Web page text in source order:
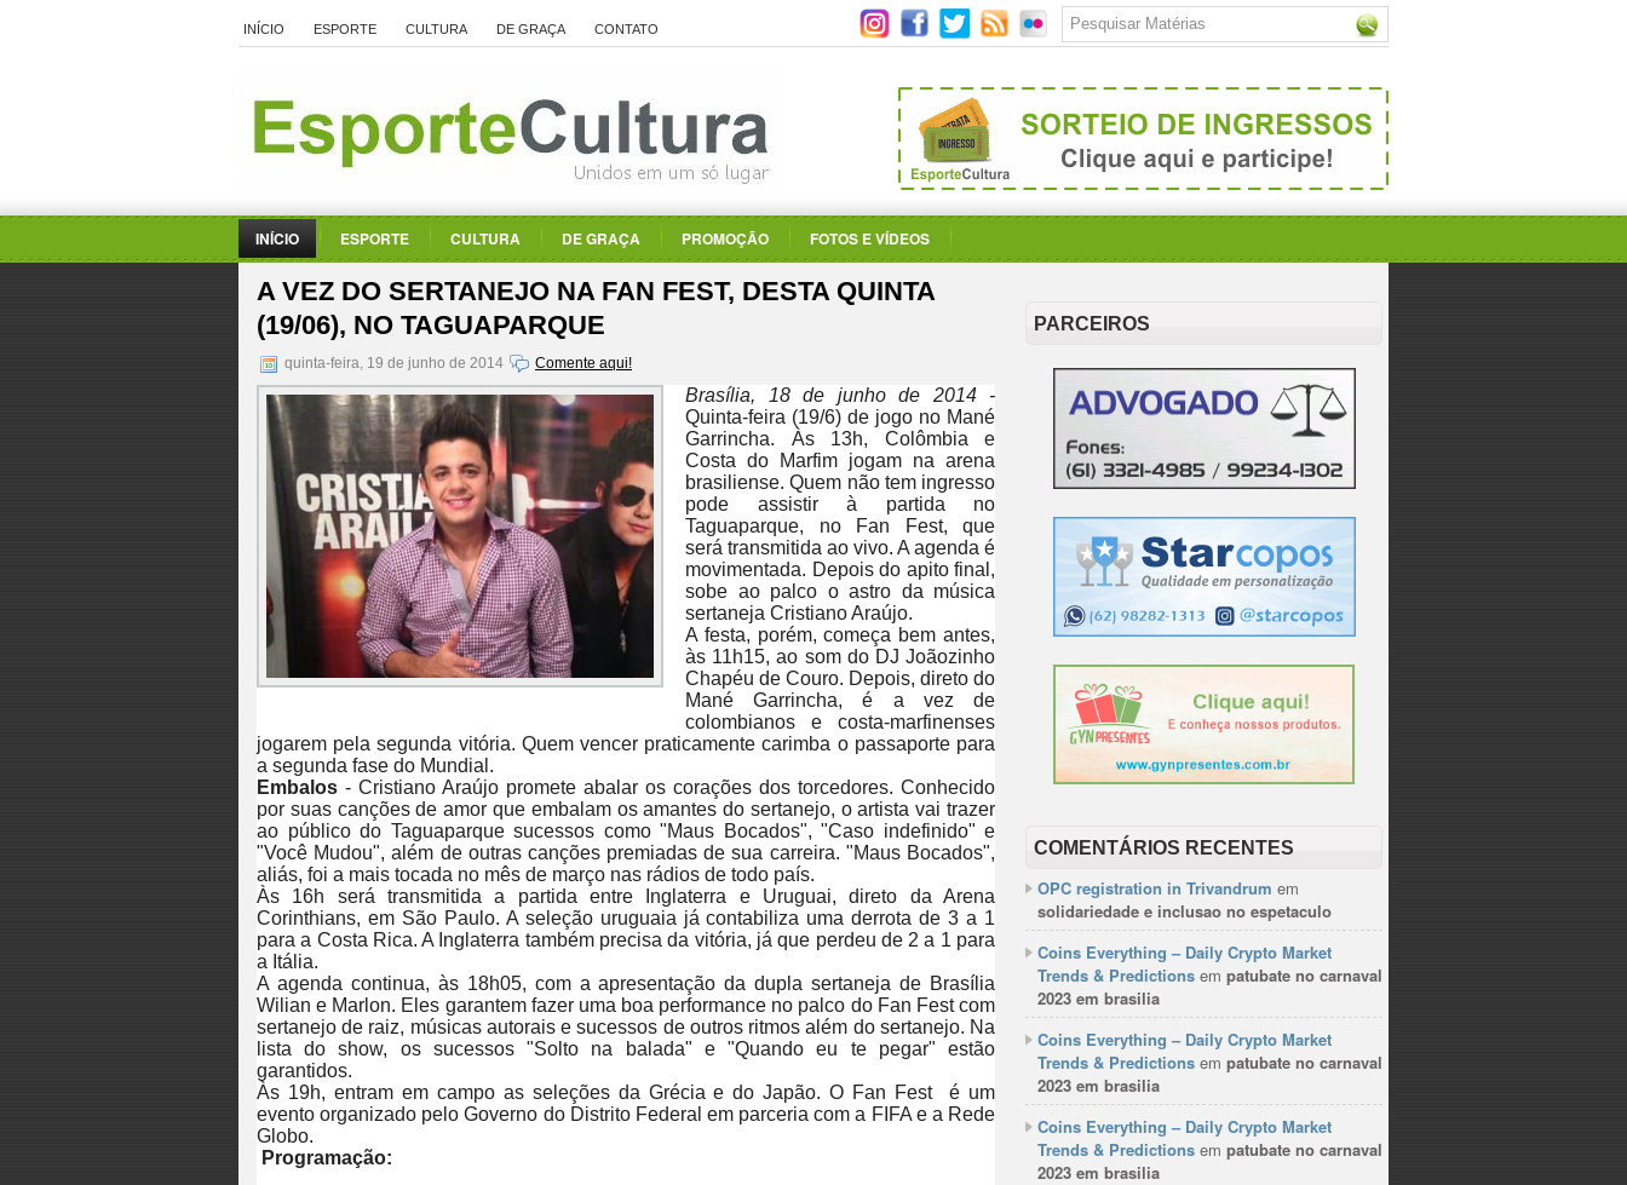
INÍCIO ESPORTE CULTURA DE GRAÇA CONTATO
INÍCIO ESPORTE CULTURA DE GRAÇA PROMOÇÃO FOTOS E VÍDEOS
A VEZ DO SERTANEJO NA FAN FEST, DESTA QUINTA
(19/06), NO TAGUAPARQUE
quinta-feira, 19 de junho de 2014 Comente aqui!
Brasília, 18 de junho de 2014 -
Quinta-feira (19/6) de jogo no Mané
Garrincha. Às 13h, Colômbia e
Costa do Marfim jogam na arena
brasiliense. Quem não tem ingresso
pode assistir à partida no
Taguaparque, no Fan Fest, que
será transmitida ao vivo. A agenda é
movimentada. Depois do apito final,
sobe ao palco o astro da música
sertaneja Cristiano Araújo.
A festa, porém, começa bem antes,
às 11h15, ao som do DJ Joãozinho
Chapéu de Couro. Depois, direto do
Mané Garrincha, é a vez de
colombianos e costa-marfinenses
jogarem pela segunda vitória. Quem vencer praticamente carimba o passaporte para
a segunda fase do Mundial.
Embalos - Cristiano Araújo promete abalar os corações dos torcedores. Conhecido
por suas canções de amor que embalam os amantes do sertanejo, o artista vai trazer
ao público do Taguaparque sucessos como "Maus Bocados", "Caso indefinido" e
"Você Mudou", além de outras canções premiadas de sua carreira. "Maus Bocados",
aliás, foi a mais tocada no mês de março nas rádios de todo país.
Às 16h será transmitida a partida entre Inglaterra e Uruguai, direto da Arena
Corinthians, em São Paulo. A seleção uruguaia já contabiliza uma derrota de 3 a 1
para a Costa Rica. A Inglaterra também precisa da vitória, já que perdeu de 2 a 1 para
a Itália.
A agenda continua, às 18h05, com a apresentação da dupla sertaneja de Brasília
Wilian e Marlon. Eles garantem fazer uma boa performance no palco do Fan Fest com
sertanejo de raiz, músicas autorais e sucessos de outros ritmos além do sertanejo. Na
lista do show, os sucessos "Solto na balada" e "Quando eu te pegar" estão
garantidos.
Às 19h, entram em campo as seleções da Grécia e do Japão. O Fan Fest é um
evento organizado pelo Governo do Distrito Federal em parceria com a FIFA e a Rede
Globo.
Programação:
PARCEIROS
COMENTÁRIOS RECENTES
OPC registration in Trivandrum em
solidariedade e inclusao no espetaculo
Coins Everything – Daily Crypto Market
Trends & Predictions em patubate no carnaval
2023 em brasilia
Coins Everything – Daily Crypto Market
Trends & Predictions em patubate no carnaval
2023 em brasilia
Coins Everything – Daily Crypto Market
Trends & Predictions em patubate no carnaval
2023 em brasilia